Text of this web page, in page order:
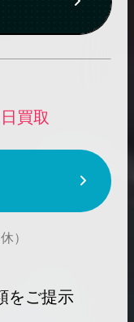
買取
）
をご提示